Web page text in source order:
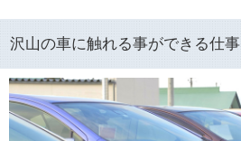
沢山の車に触れる事ができる仕事